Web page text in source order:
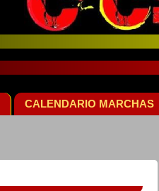
CALENDARIO MARCHAS